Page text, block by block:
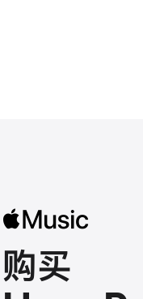
购买